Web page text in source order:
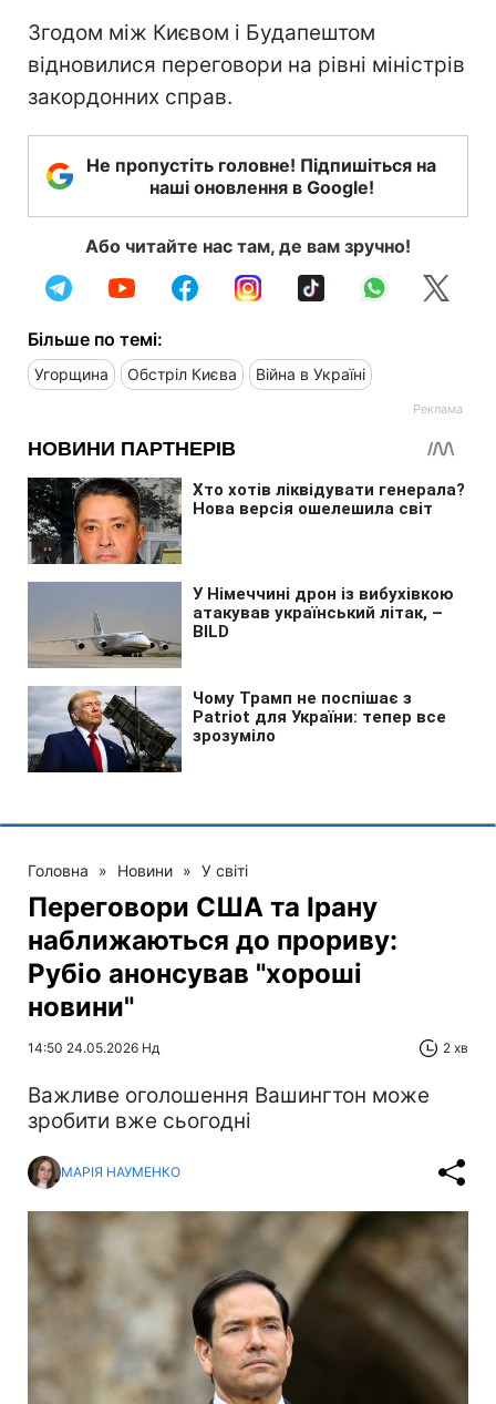
Згодом між Києвом і Будапештом
відновилися переговори на рівні міністрів
закордонних справ.
Не пропустіть головне! Підпишіться на
наші оновлення в Google!
Або читайте нас там, де вам зручно!
Більше по темі:
Угорщина Обстріл Києва Війна в Україні
Головна » Новини » У світі
Переговори США та Ірану
наближаються до прориву:
Рубіо анонсував "хороші
новини"
14:50 24.05.2026 Нд 2 хв
Важливе оголошення Вашингтон може
зробити вже сьогодні
МАРІЯ НАУМЕНКО